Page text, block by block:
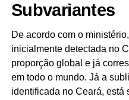
Subvariantes
De acordo com o
inicialmente detectada no
proporção global e já
em todo o mundo. Já a
identificada no Ceará, está